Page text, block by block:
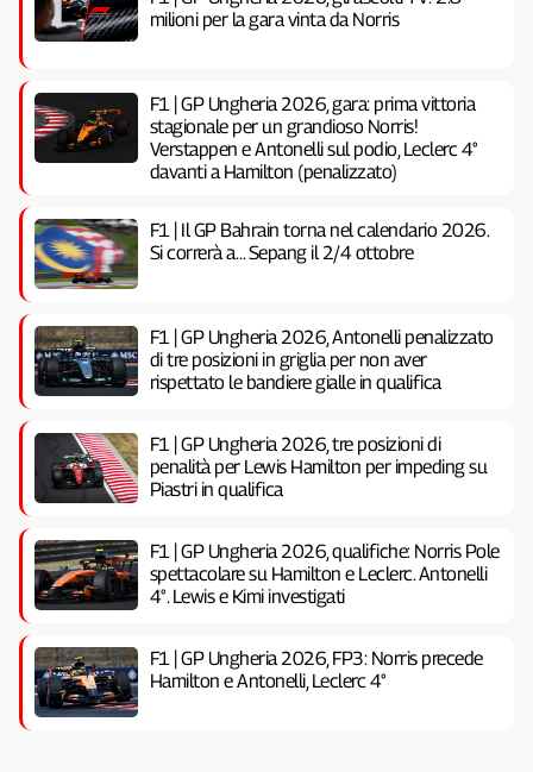
milioni per la gara vinta da Norris
F1 | GP Ungheria 2026, gara: prima vittoria
stagionale per un grandioso Norris!
Verstappen e Antonelli sul podio, Leclerc 4°
davanti a Hamilton (penalizzato)
F1 | Il GP Bahrain torna nel calendario 2026.
Si correrà a… Sepang il 2/4 ottobre
F1 | GP Ungheria 2026, Antonelli penalizzato
di tre posizioni in griglia per non aver
rispettato le bandiere gialle in qualifica
F1 | GP Ungheria 2026, tre posizioni di
penalità per Lewis Hamilton per impeding su
Piastri in qualifica
F1 | GP Ungheria 2026, qualifiche: Norris Pole
spettacolare su Hamilton e Leclerc. Antonelli
4°. Lewis e Kimi investigati
F1 | GP Ungheria 2026, FP3: Norris precede
Hamilton e Antonelli, Leclerc 4°